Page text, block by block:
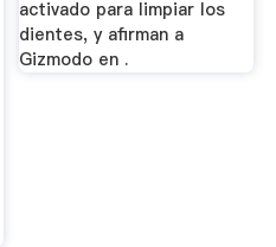
activado para limpiar los
dientes, y afirman a
Gizmodo en .